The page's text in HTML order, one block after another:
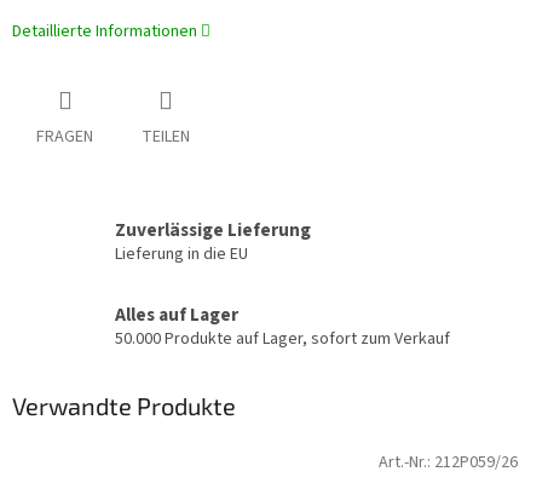
Detaillierte Informationen
FRAGEN TEILEN
Zuverlässige Lieferung
Lieferung in die EU
Alles auf Lager
50.000 Produkte auf Lager, sofort zum Verkauf
Verwandte Produkte
Art.-Nr.: 212P059/26